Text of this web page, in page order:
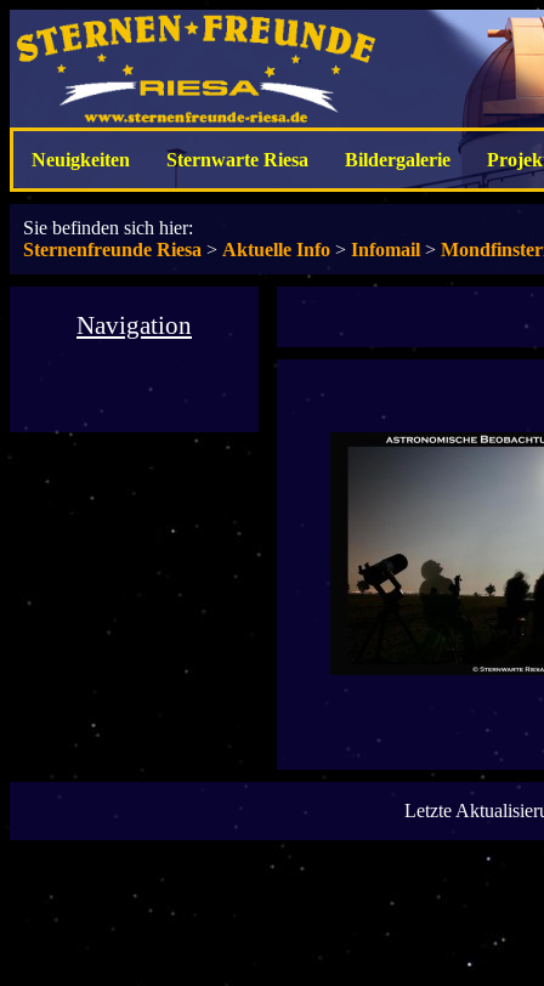
Neuigkeiten Sternwarte Riesa Bildergalerie
Sie befinden sich hier:
Sternenfreunde Riesa > Aktuelle Info > Infomail >
Navigation
Letzte